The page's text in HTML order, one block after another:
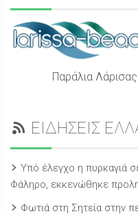
Παράλια Λάρισας
ΕΙΔΗΣΕΙΣ
Υπό έλεγχο η πυρκαγιά
Φάληρο, εκκενώθηκε
Φωτιά στη Σητεία στην